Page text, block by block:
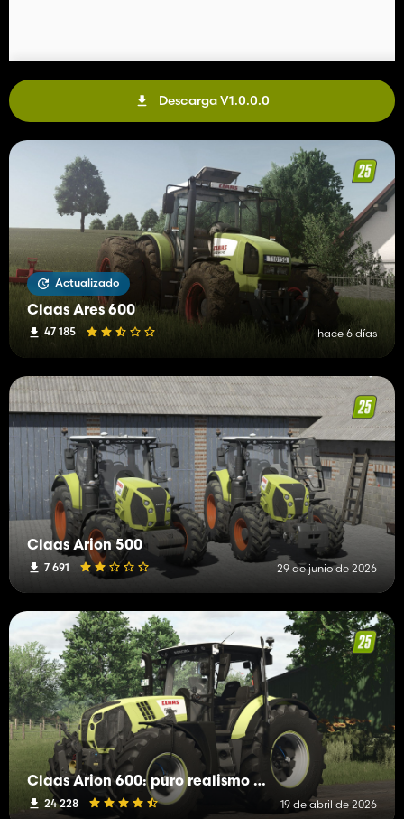
Descarga V1.0.0.0
Actualizado
Claas Ares 600
47 185 hace 6 días
Claas Arion 500
7 691 29 de junio de 2026
Claas Arion 600: puro realismo y riqueza de detalles
24 228 19 de abril de 2026